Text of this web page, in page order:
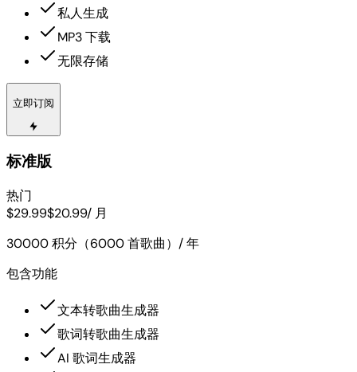
私人生成
MP3 下载
无限存储
立即订阅
标准版
热门
$29.99$20.99/ 月
30000 积分（6000 首歌曲）/ 年
包含功能
文本转歌曲生成器
歌词转歌曲生成器
AI 歌词生成器